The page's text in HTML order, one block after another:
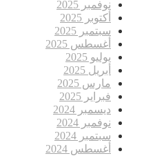
نوفمبر 2025
أكتوبر 2025
سبتمبر 2025
أغسطس 2025
يوليو 2025
أبريل 2025
مارس 2025
فبراير 2025
ديسمبر 2024
نوفمبر 2024
سبتمبر 2024
أغسطس 2024